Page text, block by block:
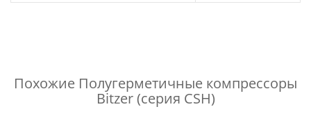
Похожие Полугерметичные компрессоры
Bitzer (серия CSH)